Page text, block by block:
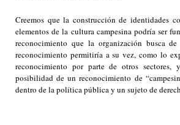
Creemos que la construcción de identidades
elementos de la cultura campesina podría ser
reconocimiento que la organización busca de
reconocimiento permitiría a su vez, como lo
reconocimiento por parte de otros sectores,
posibilidad de un reconocimiento de
dentro de la política pública y un sujeto de